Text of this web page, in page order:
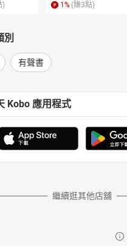
) 1 % (賺3點)
別
有聲書
Kobo 應用程式
繼續逛其他店舖